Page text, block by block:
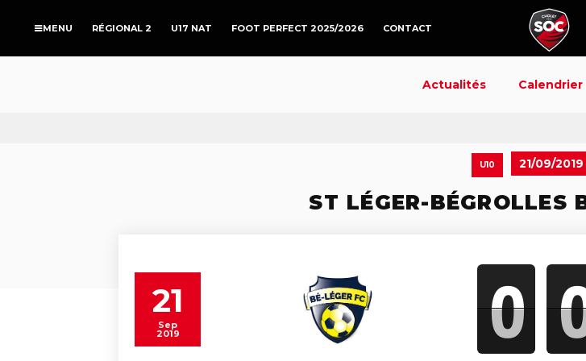
RÉGIONAL 2 U17 NAT FOOT PERFECT 2025/2026 CONTACT
Actualités
U10 21/09/2019
ST LÉGER-BÉGROLLES
21
Sep
2019 0